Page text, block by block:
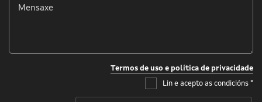
Mensaxe
Termos de uso e política de privacidade
Lin e acepto as condicións *